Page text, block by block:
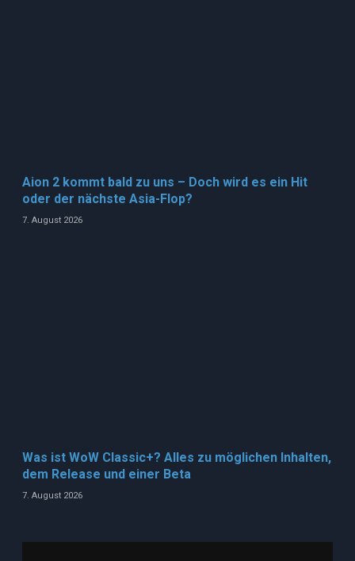
Aion 2 kommt bald zu uns – Doch wird es ein Hit
oder der nächste Asia-Flop?
7. August 2026
Was ist WoW Classic+? Alles zu möglichen Inhalten,
dem Release und einer Beta
7. August 2026